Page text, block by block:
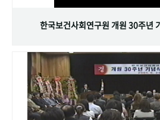
한국보건사회연구원 개원 30주년